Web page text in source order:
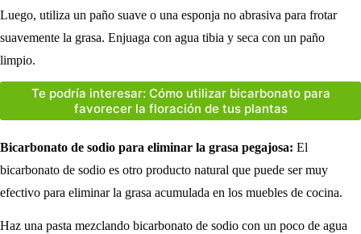
Luego, utiliza un paño suave o una esponja no abrasiva para frotar
suavemente la grasa. Enjuaga con agua tibia y seca con un paño
limpio.
Te podría interesar: Cómo utilizar bicarbonato para
favorecer la floración de tus plantas
Bicarbonato de sodio para eliminar la grasa pegajosa: El
bicarbonato de sodio es otro producto natural que puede ser muy
efectivo para eliminar la grasa acumulada en los muebles de cocina.
Haz una pasta mezclando bicarbonato de sodio con un poco de agua